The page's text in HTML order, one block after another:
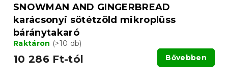
SNOWMAN AND GINGERBREAD
karácsonyi sötétzöld mikroplüss
báránytakaró
Raktáron (>10 db)
10 286 Ft-tól Bővebben